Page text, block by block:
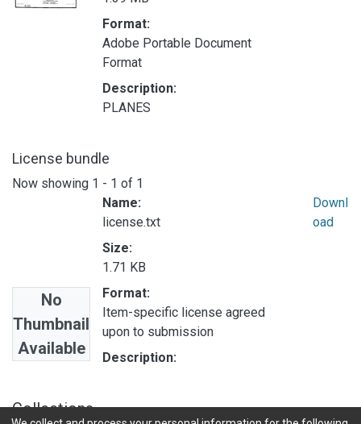
Format:
Adobe Portable Document
Format
Description:
PLANES
License bundle
Now showing 1 - 1 of 1
No
Thumbnail
Available
Name:
license.txt
Size:
1.71 KB
Format:
Item-specific license agreed
upon to submission
Description:
Downl
oad
Collections